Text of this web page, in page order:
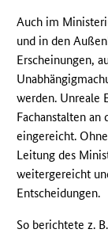
Auch im
und in den
Erscheinungen,
werden. Unreale
Fachanstalten
eingereicht.
Leitung des
weitergereicht
Entscheidungen.
So berichtete z.